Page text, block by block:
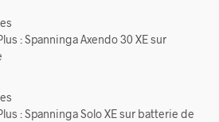
: Spanninga Axendo 30 XE sur
: Spanninga Solo XE sur batterie de